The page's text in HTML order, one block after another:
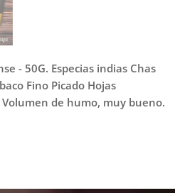
- 50G. Especias indias Chas
Fino Picado Hojas
de humo, muy bueno.